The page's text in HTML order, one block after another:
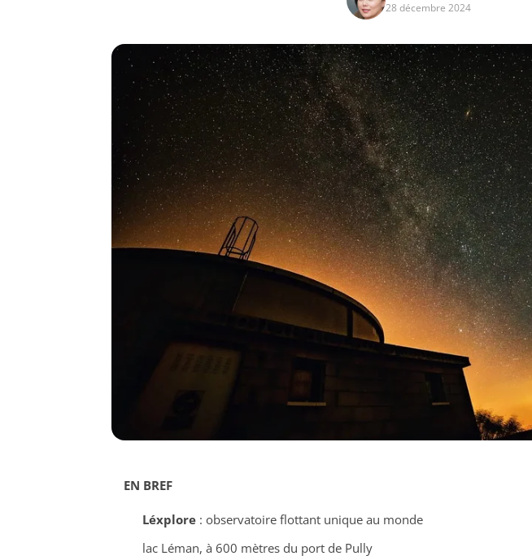
28 décembre 2024
EN BREF
Léxplore: observatoire flottant unique au monde
lac Léman, à 600 mètres du port de Pully